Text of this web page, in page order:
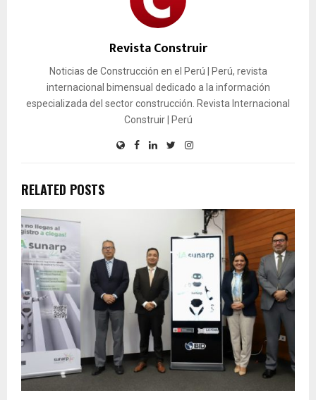
Revista Construir
Noticias de Construcción en el Perú | Perú, revista
internacional bimensual dedicado a la información
especializada del sector construcción. Revista Internacional
Construir | Perú
RELATED POSTS